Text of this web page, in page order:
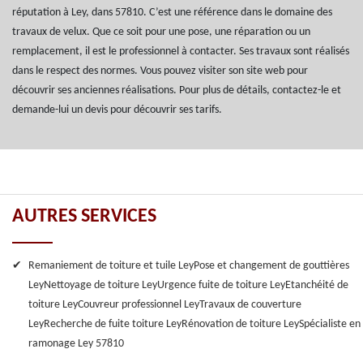
réputation à Ley, dans 57810. C’est une référence dans le domaine des
travaux de velux. Que ce soit pour une pose, une réparation ou un
remplacement, il est le professionnel à contacter. Ses travaux sont réalisés
dans le respect des normes. Vous pouvez visiter son site web pour
découvrir ses anciennes réalisations. Pour plus de détails, contactez-le et
demande-lui un devis pour découvrir ses tarifs.
AUTRES SERVICES
Remaniement de toiture et tuile LeyPose et changement de gouttières
LeyNettoyage de toiture LeyUrgence fuite de toiture LeyEtanchéité de
toiture LeyCouvreur professionnel LeyTravaux de couverture
LeyRecherche de fuite toiture LeyRénovation de toiture LeySpécialiste en
ramonage Ley 57810